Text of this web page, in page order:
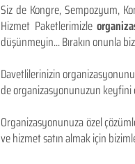
Siz de Kongre, Sempozyum,
Hizmet Paketlerimizle
düşünmeyin... Bırakın onunla
Davetlilerinizin
de organizasyonunuzun keyfini
Organizasyonunuza özel
ve hizmet satın almak için